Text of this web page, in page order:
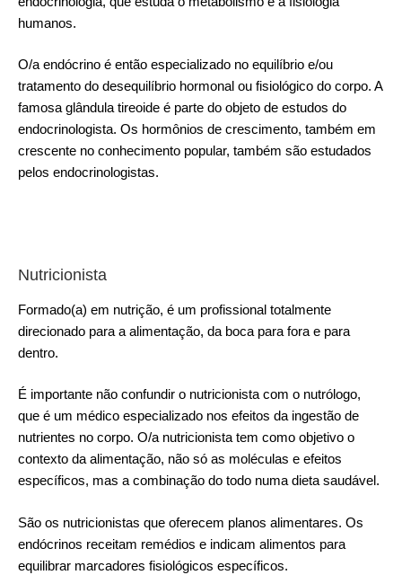
humanos.
O/a endócrino é então especializado no equilíbrio e/ou
tratamento do desequilíbrio hormonal ou fisiológico do corpo. A
famosa glândula tireoide é parte do objeto de estudos do
endocrinologista. Os hormônios de crescimento, também em
crescente no conhecimento popular, também são estudados
pelos endocrinologistas.
Nutricionista
Formado(a) em nutrição, é um profissional totalmente
direcionado para a alimentação, da boca para fora e para
dentro.
É importante não confundir o nutricionista com o nutrólogo,
que é um médico especializado nos efeitos da ingestão de
nutrientes no corpo. O/a nutricionista tem como objetivo o
contexto da alimentação, não só as moléculas e efeitos
específicos, mas a combinação do todo numa dieta saudável.
São os nutricionistas que oferecem planos alimentares. Os
endócrinos receitam remédios e indicam alimentos para
equilibrar marcadores fisiológicos específicos.